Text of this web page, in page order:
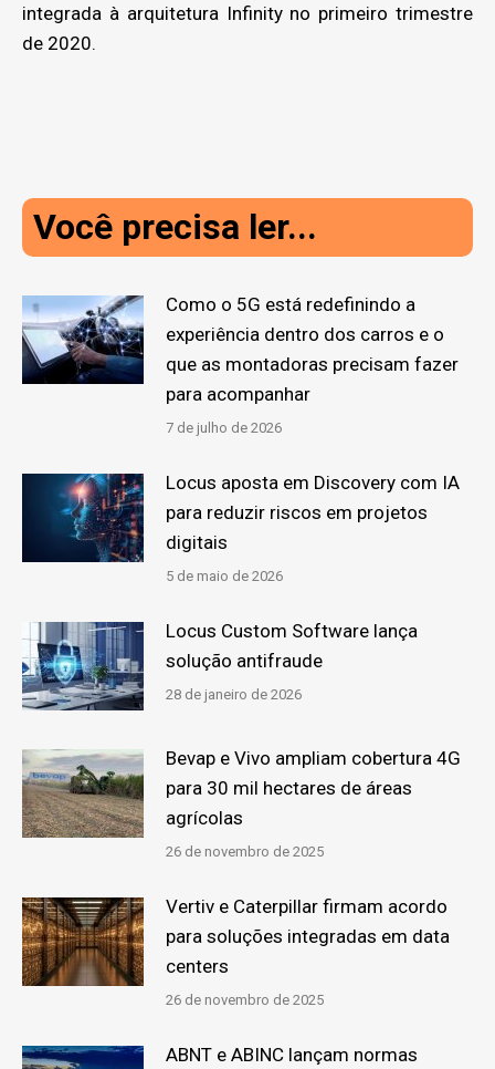
integrada à arquitetura Infinity no primeiro trimestre
de 2020.
Você precisa ler...
Como o 5G está redefinindo a
experiência dentro dos carros e o
que as montadoras precisam fazer
para acompanhar
7 de julho de 2026
Locus aposta em Discovery com IA
para reduzir riscos em projetos
digitais
5 de maio de 2026
Locus Custom Software lança
solução antifraude
28 de janeiro de 2026
Bevap e Vivo ampliam cobertura 4G
para 30 mil hectares de áreas
agrícolas
26 de novembro de 2025
Vertiv e Caterpillar firmam acordo
para soluções integradas em data
centers
26 de novembro de 2025
ABNT e ABINC lançam normas